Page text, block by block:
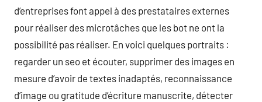
d’entreprises font appel à des prestataires externes
pour réaliser des microtâches que les bot ne ont la
possibilité pas réaliser. En voici quelques portraits :
regarder un seo et écouter, supprimer des images en
mesure d’avoir de textes inadaptés, reconnaissance
d’image ou gratitude d’écriture manuscrite, détecter